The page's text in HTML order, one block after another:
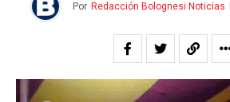
Por Redacción Bolognesi Noticias